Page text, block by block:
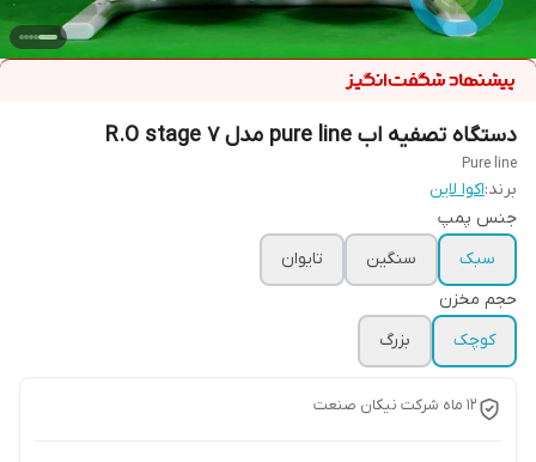
دستگاه تصفیه اب pure line مدل R.O stage 7
Pure line
برند:اکوا لاین
جنس پمپ
سبک
سنگین
تایوان
حجم مخزن
کوچک
بزرگ
۱۲ ماه شرکت نیکان صنعت